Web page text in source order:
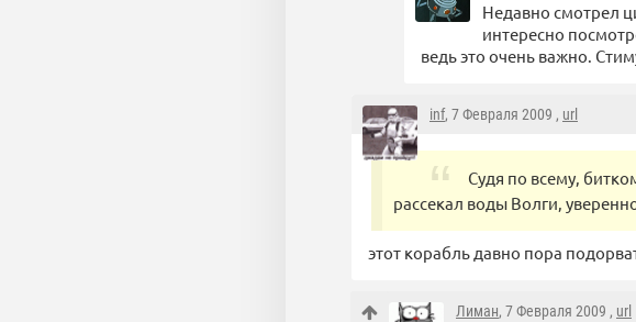
Недавно смотрел
интересно
ведь это очень важно.
inf, 7 Февраля 2009 , url
Судя по всему,
рассекал воды Волги,
этот корабль давно пора
Лиман, 7 Февраля 2009 , url